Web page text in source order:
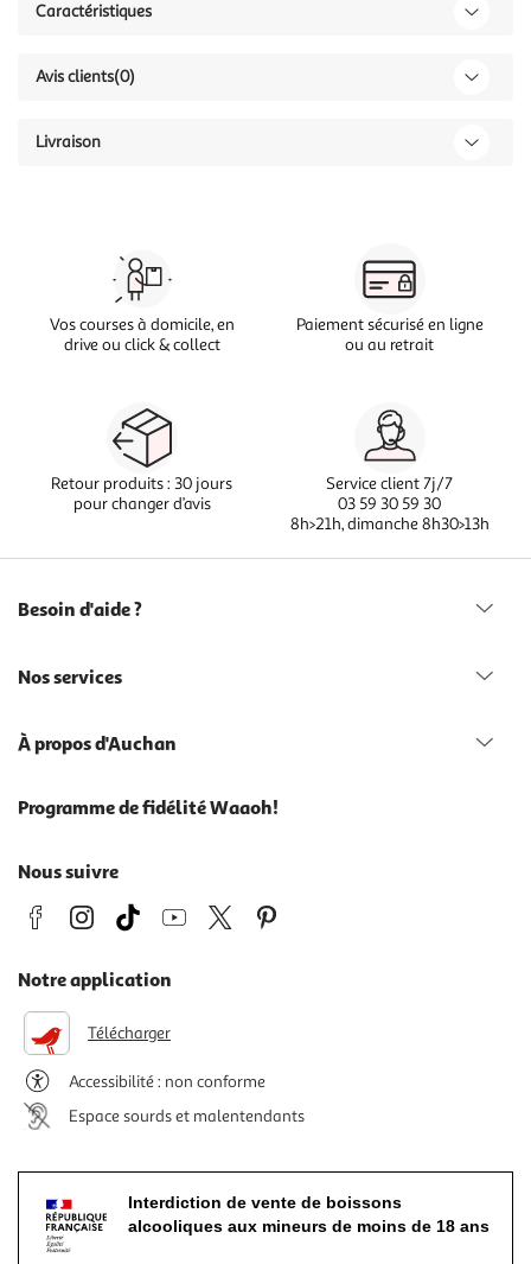
Caractéristiques
Avis clients(0)
Livraison
Vos courses à domicile, en
drive ou click & collect
Paiement sécurisé en ligne
ou au retrait
Retour produits : 30 jours
pour changer d’avis
Service client 7j/7
03 59 30 59 30
8h>21h, dimanche 8h30>13h
Besoin d'aide ?
Nos services
À propos d'Auchan
Programme de fidélité Waaoh!
Nous suivre
Notre application
Télécharger
Accessibilité : non conforme
Espace sourds et malentendants
Interdiction de vente de boissons
alcooliques aux mineurs de moins de 18 ans